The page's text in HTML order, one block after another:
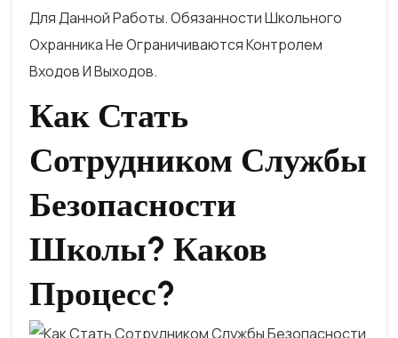
Для Данной Работы. Обязанности Школьного
Охранника Не Ограничиваются Контролем
Входов И Выходов.
Как Стать
Сотрудником Службы
Безопасности
Школы? Каков
Процесс?